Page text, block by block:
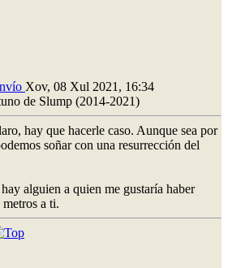
Xov, 08 Xul 2021, 16:34
de Slump (2014-2021)
hay que hacerle caso. Aunque sea por
soñar con una resurrección del
alguien a quien me gustaría haber
a ti.